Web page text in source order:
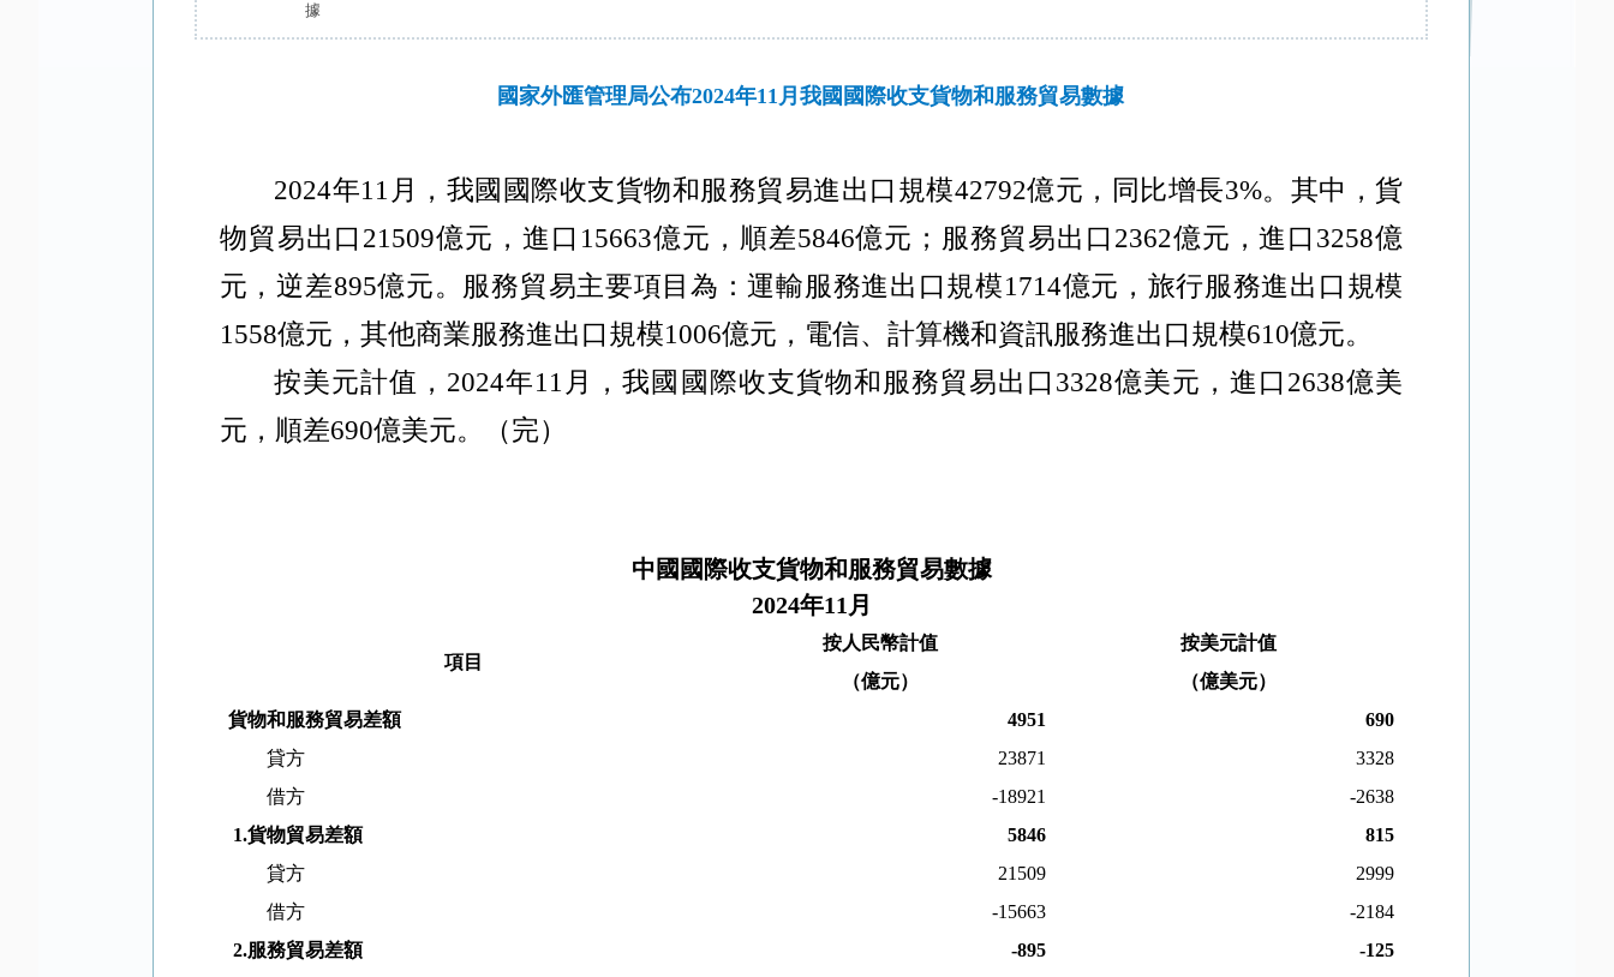
據
國家外匯管理局公布2024年11月我國國際收支貨物和服務貿易數據
2024年11 月，我國國際收支貨物和服務貿易進出口規模42792億元，同比增長3%。其中，貨
物貿易出口 21509億元，進口 15663億元，順差5846億元；服務貿易出口 2362億元，進口 3258億
元，逆差895億元。服務貿易主要項目為：運輸服務進出口規模1714億元，旅行服務進出口規模
1558億元，其他商業服務進出口規模1006億元，電信、計算機和資訊服務進出口規模610億元。
按美元計值， 2024年11 月，我國國際收支貨物和服務貿易出口 3328億美元，進口 2638億美
元，順差690億美元。（完）
中國國際收支貨物和服務貿易數據
2024年11 月
項目
按人民幣計值
（億元）
按美元計值
（億美元）
貨物和服務貿易差額
4951
690
貸方
23871
3328
借方
-18921
-2638
1.貨物貿易差額 5846
815
貸方
21509
2999
借方
-15663
-2184
2.服務貿易差額 -895
-125